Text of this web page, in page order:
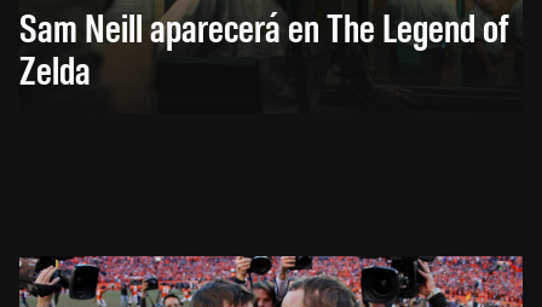
Sam Neill aparecerá en The Legend of
Zelda